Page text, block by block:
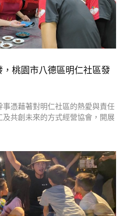
桃園市八德區明仁社區發
憑藉著對明仁社區的熱愛與責任
共創未來的方式經營協會，開展